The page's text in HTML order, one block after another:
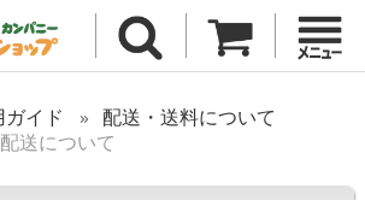
ガイド
配送・送料について
送について